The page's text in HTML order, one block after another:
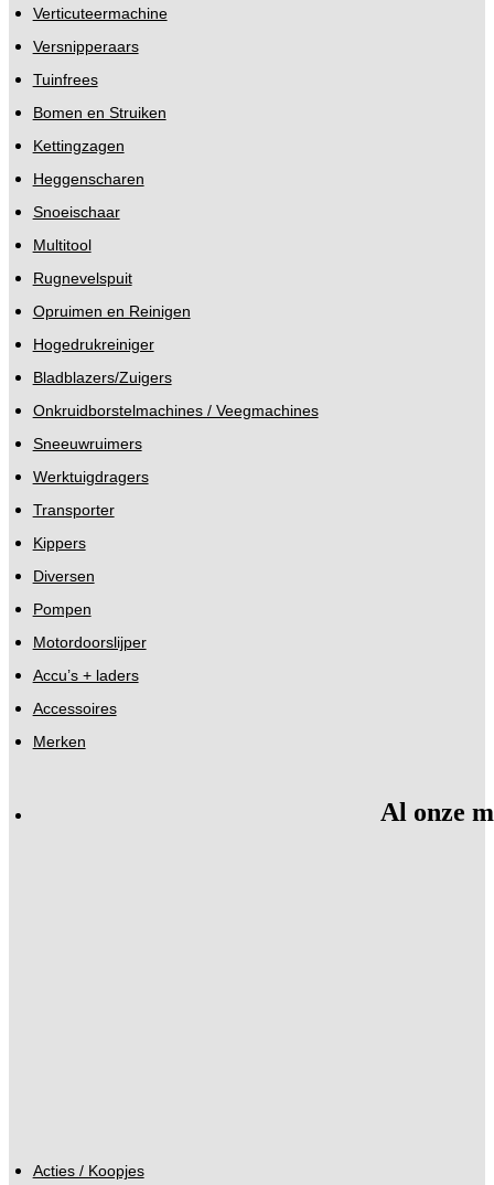
Verticuteermachine
Versnipperaars
Tuinfrees
Bomen en Struiken
Kettingzagen
Heggenscharen
Snoeischaar
Multitool
Rugnevelspuit
Opruimen en Reinigen
Hogedrukreiniger
Bladblazers/Zuigers
Onkruidborstelmachines / Veegmachines
Sneeuwruimers
Werktuigdragers
Transporter
Kippers
Diversen
Pompen
Motordoorslijper
Accu’s + laders
Accessoires
Merken
Al onze
Acties / Koopjes